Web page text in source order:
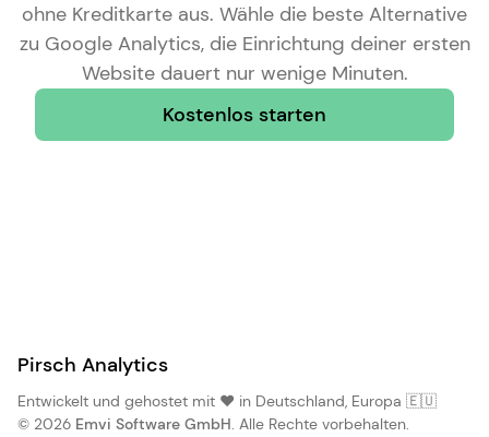
ohne Kreditkarte aus. Wähle die beste Alternative
zu Google Analytics, die Einrichtung deiner ersten
Website dauert nur wenige Minuten.
Kostenlos starten
Pirsch Analytics
Entwickelt und gehostet mit ❤️ in Deutschland, Europa 🇪🇺
© 2026 Emvi Software GmbH. Alle Rechte vorbehalten.